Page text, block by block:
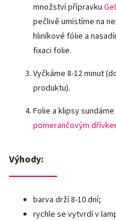
množství přípravku
pečlivě umístíme na
hliníkové fólie a
fixaci folie.
Vyčkáme 8-12 minut
produktu).
Folie a klipsy
pomerančovým
Výhody:
barva drží 8-10 dní;
rychle se vytvrdí v